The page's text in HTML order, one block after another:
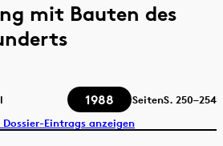
mit Bauten des
1988 SeitenS. 250–254
Eintrags anzeigen